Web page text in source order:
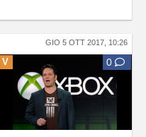
GIO 5 OTT 2017, 10:26
V 0